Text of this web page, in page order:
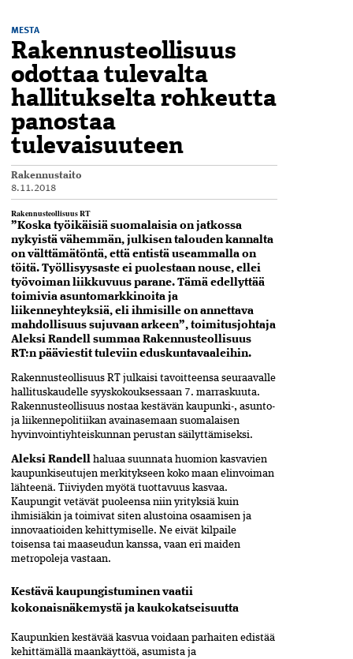
MESTA
Rakennusteollisuus
odottaa tulevalta
hallitukselta rohkeutta
panostaa
tulevaisuuteen
Rakennustaito
8.11.2018
Rakennusteollisuus RT
”Koska työikäisiä suomalaisia on jatkossa
nykyistä vähemmän, julkisen talouden kannalta
on välttämätöntä, että entistä useammalla on
töitä. Työllisyysaste ei puolestaan nouse, ellei
työvoiman liikkuvuus parane. Tämä edellyttää
toimivia asuntomarkkinoita ja
liikenneyhteyksiä, eli ihmisille on annettava
mahdollisuus sujuvaan arkeen”, toimitusjohtaja
Aleksi Randell summaa Rakennusteollisuus
RT:n pääviestit tuleviin eduskuntavaaleihin.
Rakennusteollisuus RT julkaisi tavoitteensa seuraavalle
hallituskaudelle syyskokouksessaan 7. marraskuuta.
Rakennusteollisuus nostaa kestävän kaupunki-, asunto-
ja liikennepolitiikan avainasemaan suomalaisen
hyvinvointiyhteiskunnan perustan säilyttämiseksi.
Aleksi Randell haluaa suunnata huomion kasvavien
kaupunkiseutujen merkitykseen koko maan elinvoiman
lähteenä. Tiiviyden myötä tuottavuus kasvaa.
Kaupungit vetävät puoleensa niin yrityksiä kuin
ihmisiäkin ja toimivat siten alustoina osaamisen ja
innovaatioiden kehittymiselle. Ne eivät kilpaile
toisensa tai maaseudun kanssa, vaan eri maiden
metropoleja vastaan.
Kestävä kaupungistuminen vaatii
kokonaisnäkemystä ja kaukokatseisuutta
Kaupunkien kestävää kasvua voidaan parhaiten edistää
kehittämällä maankäyttöä, asumista ja